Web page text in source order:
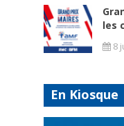
les
8
En Kiosque